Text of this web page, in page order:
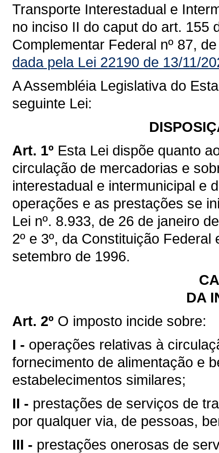
Transporte Interestadual e
no inciso II do caput do art. 155
Complementar Federal nº 87,
dada pela Lei 22190 de 13/11/
A Assembléia Legislativa do
seguinte Lei:
Art. 1º Esta Lei dispõe quanto
circulação de mercadorias e
interestadual e intermunicipal e
operações e as prestações se
Lei nº. 8.933, de 26 de janeiro
2º e 3º, da Constituição
setembro de 1996.
DA
Art. 2º O imposto incide sobre:
I - operações relativas à
fornecimento de alimentação e
estabelecimentos similares;
II - prestações de serviços de
por qualquer via, de pessoas,
III - prestações onerosas de